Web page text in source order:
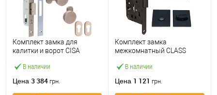
В наличии
Комплект замка для
калитки и ворот CISA
40×40) с цилиндром 60 мм
Цена 3 384 грн.
В наличии
Комплект замка
межкомнатный CLASS
WC с ручками и воротком
Цена 1 121 грн.